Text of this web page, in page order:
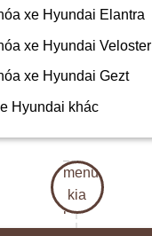
xe Hyundai Elantra
xe Hyundai Veloster
xe Hyundai Gezt
Hyundai khác